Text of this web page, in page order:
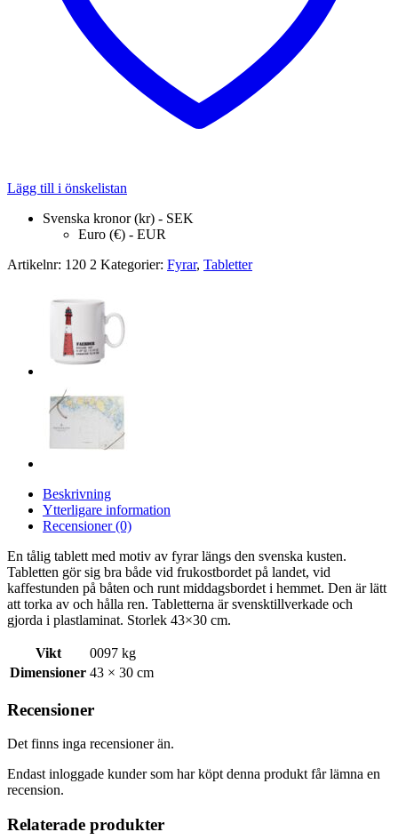
Lägg till i önskelistan
Svenska kronor (kr) - SEK
Euro (€) - EUR
Artikelnr: 120 2 Kategorier: Fyrar, Tabletter
Beskrivning
Ytterligare information
Recensioner (0)
En tålig tablett med motiv av fyrar längs den svenska kusten.
Tabletten gör sig bra både vid frukostbordet på landet, vid
kaffestunden på båten och runt middagsbordet i hemmet. Den är lätt
att torka av och hålla ren. Tabletterna är svensktillverkade och
gjorda i plastlaminat. Storlek 43×30 cm.
Vikt
0097 kg
Dimensioner 43 × 30 cm
Recensioner
Det finns inga recensioner än.
Endast inloggade kunder som har köpt denna produkt får lämna en
recension.
Relaterade produkter